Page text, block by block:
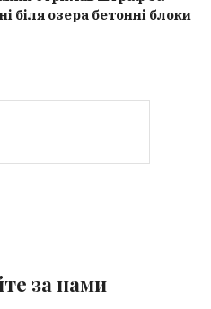
біля озера бетонні блоки
за нами